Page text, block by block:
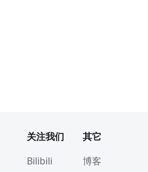
关注我们
Bilibili
其它
博客